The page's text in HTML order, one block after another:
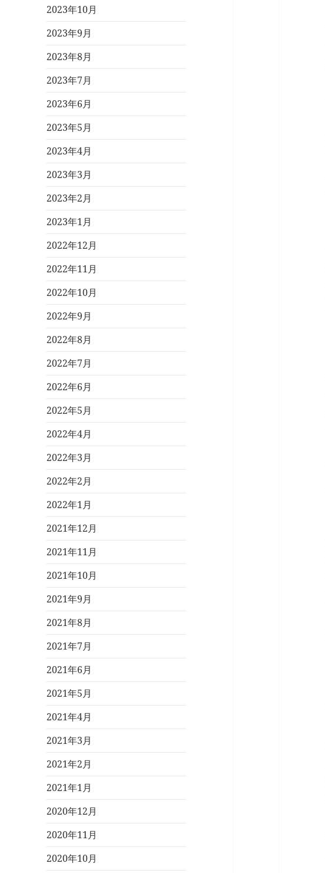
2023年10月
2023年9月
2023年8月
2023年7月
2023年6月
2023年5月
2023年4月
2023年3月
2023年2月
2023年1月
2022年12月
2022年11月
2022年10月
2022年9月
2022年8月
2022年7月
2022年6月
2022年5月
2022年4月
2022年3月
2022年2月
2022年1月
2021年12月
2021年11月
2021年10月
2021年9月
2021年8月
2021年7月
2021年6月
2021年5月
2021年4月
2021年3月
2021年2月
2021年1月
2020年12月
2020年11月
2020年10月